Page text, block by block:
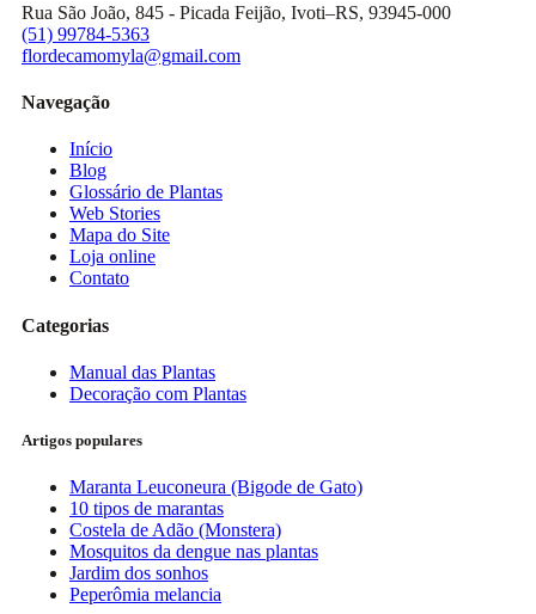
Rua São João, 845 - Picada Feijão, Ivoti–RS, 93945-000
(51) 99784-5363
flordecamomyla@gmail.com
Navegação
Início
Blog
Glossário de Plantas
Web Stories
Mapa do Site
Loja online
Contato
Categorias
Manual das Plantas
Decoração com Plantas
Artigos populares
Maranta Leuconeura (Bigode de Gato)
10 tipos de marantas
Costela de Adão (Monstera)
Mosquitos da dengue nas plantas
Jardim dos sonhos
Peperômia melancia